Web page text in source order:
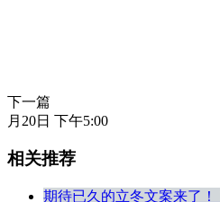
下一篇
月20日 下午5:00
相关推荐
期待已久的立冬文案来了！